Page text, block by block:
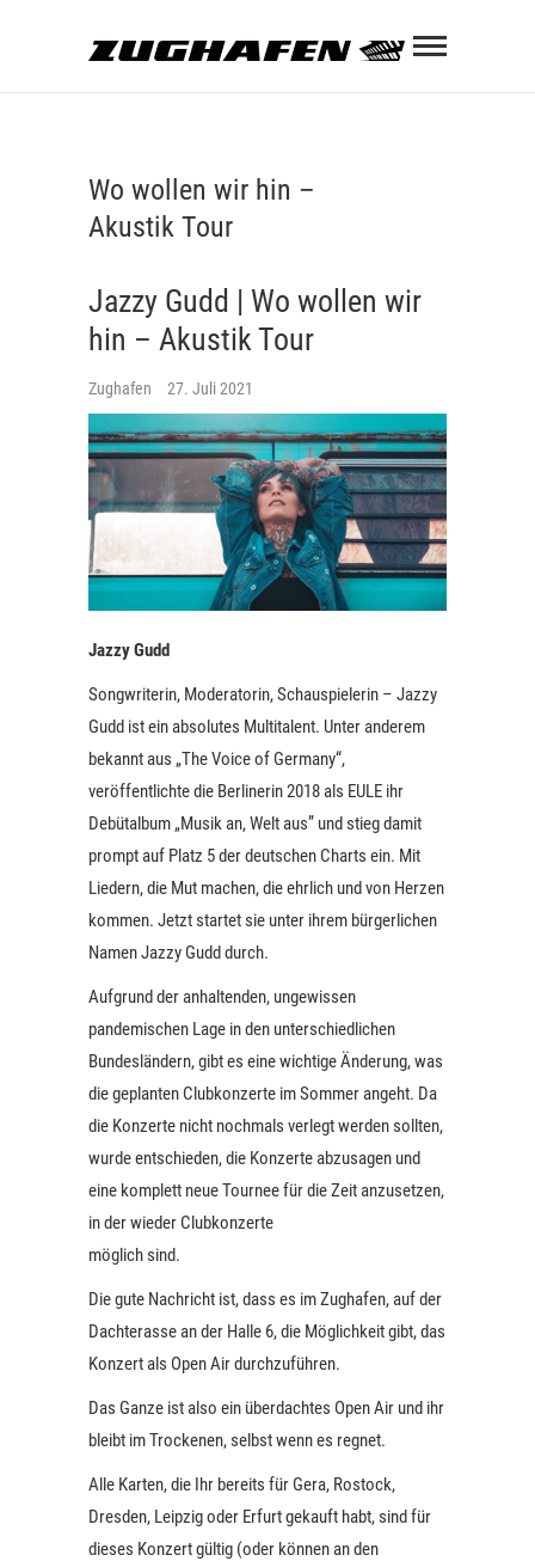
Wo wollen wir hin –
Akustik Tour
Jazzy Gudd | Wo wollen wir
hin – Akustik Tour
Zughafen 27. Juli 2021
Jazzy Gudd
Songwriterin, Moderatorin, Schauspielerin – Jazzy
Gudd ist ein absolutes Multitalent. Unter anderem
bekannt aus „The Voice of Germany“,
veröffentlichte die Berlinerin 2018 als EULE ihr
Debütalbum „Musik an, Welt aus” und stieg damit
prompt auf Platz 5 der deutschen Charts ein. Mit
Liedern, die Mut machen, die ehrlich und von Herzen
kommen. Jetzt startet sie unter ihrem bürgerlichen
Namen Jazzy Gudd durch.
Aufgrund der anhaltenden, ungewissen
pandemischen Lage in den unterschiedlichen
Bundesländern, gibt es eine wichtige Änderung, was
die geplanten Clubkonzerte im Sommer angeht. Da
die Konzerte nicht nochmals verlegt werden sollten,
wurde entschieden, die Konzerte abzusagen und
eine komplett neue Tournee für die Zeit anzusetzen,
in der wieder Clubkonzerte
möglich sind.
Die gute Nachricht ist, dass es im Zughafen, auf der
Dachterasse an der Halle 6, die Möglichkeit gibt, das
Konzert als Open Air durchzuführen.
Das Ganze ist also ein überdachtes Open Air und ihr
bleibt im Trockenen, selbst wenn es regnet.
Alle Karten, die Ihr bereits für Gera, Rostock,
Dresden, Leipzig oder Erfurt gekauft habt, sind für
dieses Konzert gültig (oder können an den